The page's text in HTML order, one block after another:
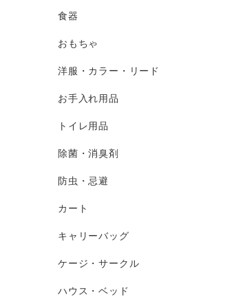
食器
おもちゃ
洋服・カラー・リード
お手入れ用品
トイレ用品
除菌・消臭剤
防虫・忌避
カート
キャリーバッグ
ケージ・サークル
ハウス・ベッド